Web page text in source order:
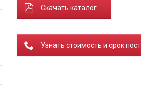
Скачать каталог
Узнать стоимость и срок